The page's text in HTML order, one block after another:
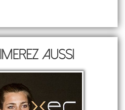
aussi